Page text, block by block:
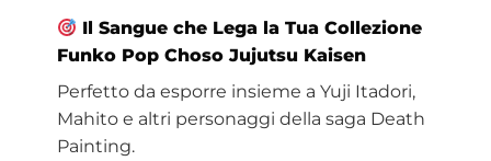
Il Sangue che Lega la Tua Collezione
Funko Pop Choso Jujutsu Kaisen
Perfetto da esporre insieme a Yuji Itadori,
Mahito e altri personaggi della saga Death
Painting.